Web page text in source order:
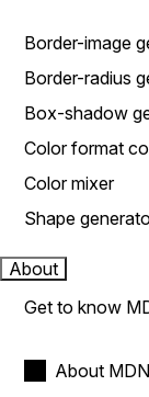
Border-image
Border-radius
Box-shadow
Color format
Color mixer
Shape
About
Get to know
About MDN